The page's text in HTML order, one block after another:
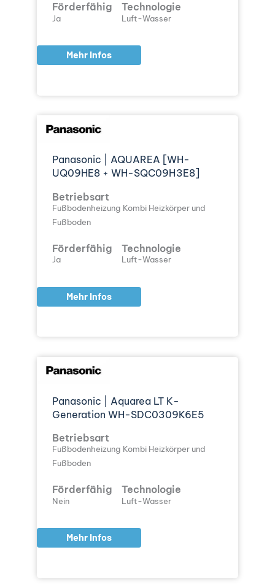
Förderfähig
Ja
Technologie
Luft-Wasser
Mehr Infos
Panasonic | AQUAREA [WH-
UQ09HE8 + WH-SQC09H3E8]
Betriebsart
Fußbodenheizung Kombi Heizkörper und
Fußboden
Förderfähig
Ja
Technologie
Luft-Wasser
Mehr Infos
Panasonic | Aquarea LT K-
Generation WH-SDC0309K6E5
Betriebsart
Fußbodenheizung Kombi Heizkörper und
Fußboden
Förderfähig
Nein
Technologie
Luft-Wasser
Mehr Infos